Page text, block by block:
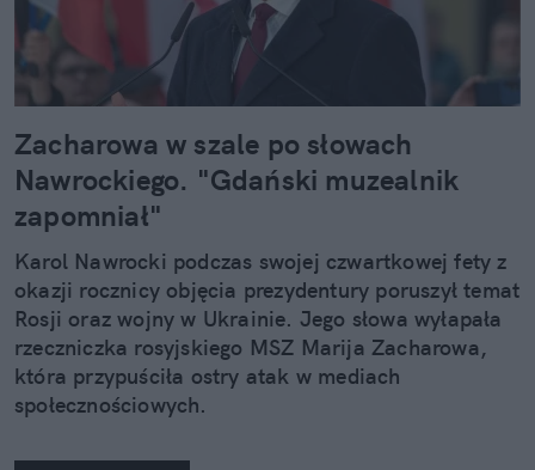
Zacharowa w szale po słowach
Nawrockiego. "Gdański muzealnik
zapomniał"
Karol Nawrocki podczas swojej czwartkowej fety z
okazji rocznicy objęcia prezydentury poruszył temat
Rosji oraz wojny w Ukrainie. Jego słowa wyłapała
rzeczniczka rosyjskiego MSZ Marija Zacharowa,
która przypuściła ostry atak w mediach
społecznościowych.